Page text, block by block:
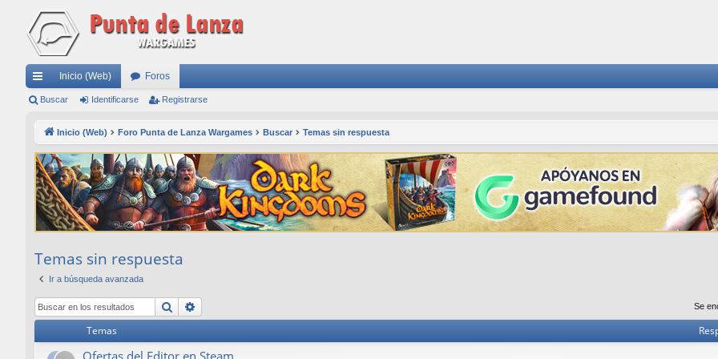
nl
rá
pi
do
Inicio (Web) Foros
Buscar Identificarse Registrarse
Inicio (Web) Foro Punta de Lanza Wargames Buscar Temas sin respuesta
Temas sin respuesta
Ir a búsqueda avanzada
Buscar Se
Temas